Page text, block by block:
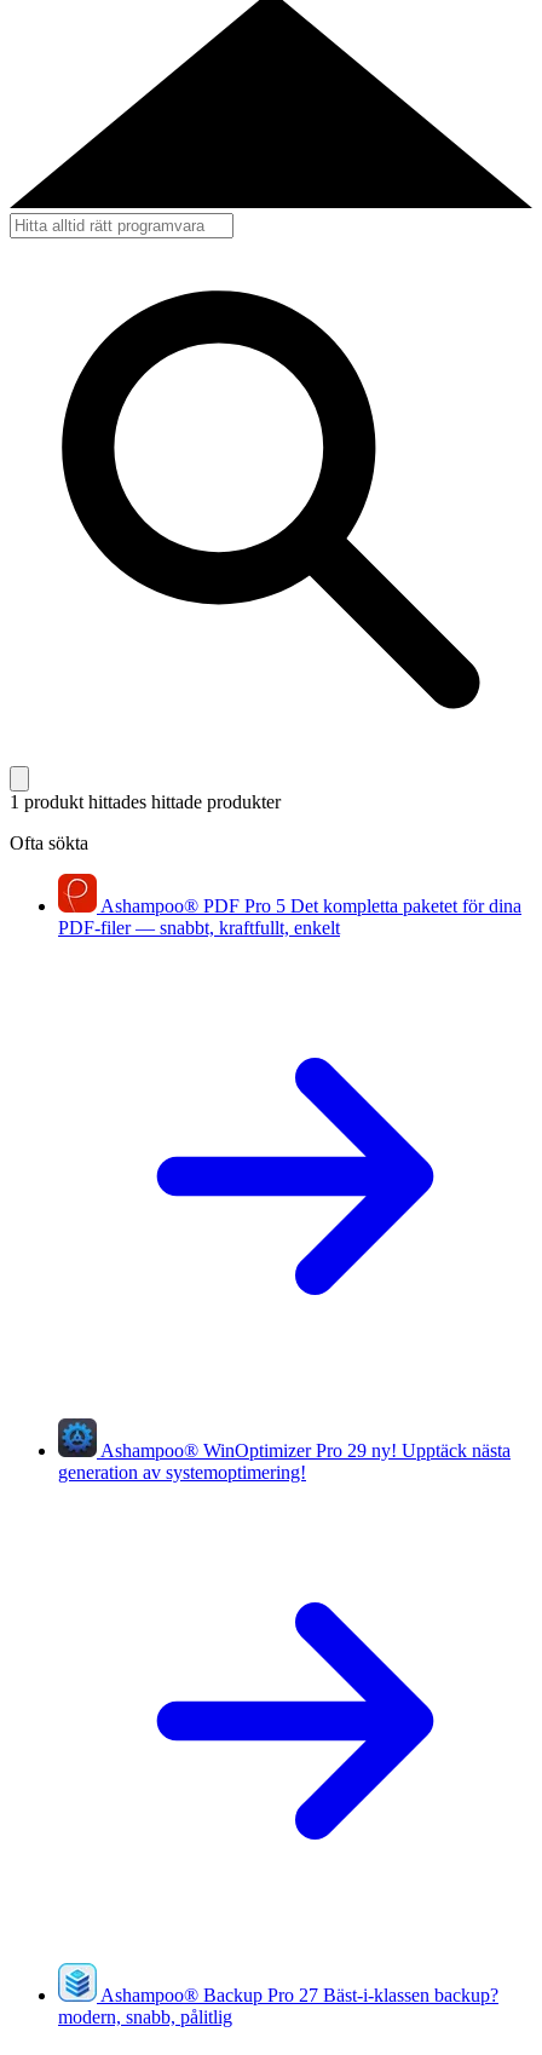
1 produkt hittades hittade produkter
Ofta sökta
Ashampoo® PDF Pro 5 Det kompletta paketet för dina
PDF-filer — snabbt, kraftfullt, enkelt
Ashampoo® WinOptimizer Pro 29 ny! Upptäck nästa
generation av systemoptimering!
Ashampoo® Backup Pro 27 Bäst-i-klassen backup?
modern, snabb, pålitlig